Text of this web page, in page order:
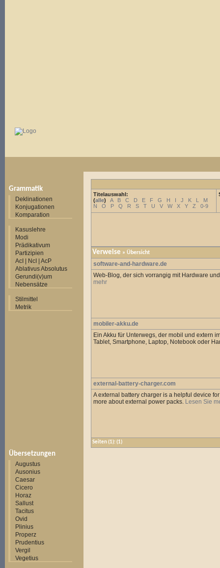
Grammatik
Deklinationen
Konjugationen
Komparation
Kasuslehre
Modi
Prädikativum
Partizipien
AcI | NcI | AcP
Ablativus Absolutus
Gerundi(v)um
Nebensätze
Stilmittel
Metrik
Übersetzungen
Augustus
Ausonius
Caesar
Cicero
Horaz
Sallust
Tacitus
Ovid
Plinius
Properz
Prudentius
Vergil
Vegetius
Titelauswahl:
(alle) A B C D E F G H I J K L
M
N
O P Q R S T U V W X Y Z 0-9
Verweise » Übersicht
software-and-hardware.de
Web-Blog, der sich vorrangig mit Hardware
mehr
mobiler-akku.de
Ein Akku für Unterwegs, der mobil und extern
Tablet, Smartphone, Laptop, Notebook oder
external-battery-charger.com
A external battery charger is a helpful device
more about external power packs. Lesen Sie
Seiten(1): (1)